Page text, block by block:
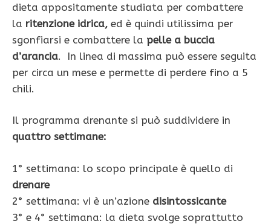
dieta appositamente studiata per combattere
la ritenzione idrica, ed è quindi utilissima per
sgonfiarsi e combattere la pelle a buccia
d’arancia. In linea di massima può essere seguita
per circa un mese e permette di perdere fino a 5
chili.
Il programma drenante si può suddividere in
quattro settimane:
1° settimana: lo scopo principale è quello di
drenare
2° settimana: vi è un’azione disintossicante
3° e 4° settimana: la dieta svolge soprattutto